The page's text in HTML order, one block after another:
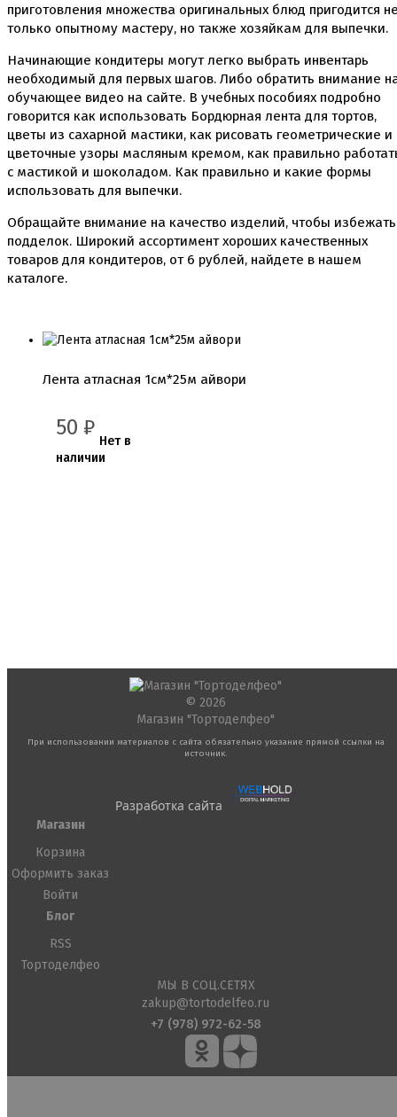
приготовления множества оригинальных блюд пригодится
только опытному мастеру, но также хозяйкам для выпечки.
Начинающие кондитеры могут легко выбрать инвентарь
необходимый для первых шагов. Либо обратить внимание
обучающее видео на сайте. В учебных пособиях подробно
говорится как использовать Бордюрная лента для тортов,
цветы из сахарной мастики, как рисовать геометрические и
цветочные узоры масляным кремом, как правильно
с мастикой и шоколадом. Как правильно и какие формы
использовать для выпечки.
Обращайте внимание на качество изделий, чтобы избежать
подделок. Широкий ассортимент хороших качественных
товаров для кондитеров, от 6 рублей, найдете в нашем
каталоге.
Лента атласная 1см*25м айвори
50 ₽
Нет в
наличии
© 2026
Магазин "Тортоделфео"
При использовании материалов с сайта обязательно указание прямой ссылки на
источник.
Разработка сайта
Магазин
Корзина
Оформить заказ
Войти
Блог
RSS
Тортоделфео
МЫ В СОЦ.СЕТЯХ
zakup@tortodelfeo.ru
+7 (978) 972-62-58